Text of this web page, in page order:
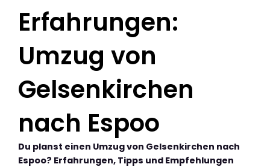
Erfahrungen:
Umzug von
Gelsenkirchen
nach Espoo
Du planst einen Umzug von Gelsenkirchen nach
Espoo? Erfahrungen, Tipps und Empfehlungen